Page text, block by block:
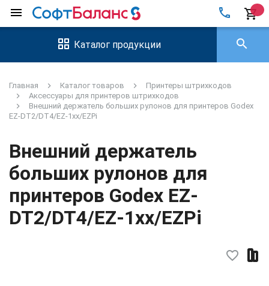
menu local_phone shopping_cart
Каталог продукции search
Главная Каталог товаров
Принтеры штрихкодов
Аксессуары для принтеров штрихкодов
Внешний держатель больших рулонов для принтеров Godex
EZ-DT2/DT4/EZ-1xx/EZPi
Внешний держатель
больших рулонов для
принтеров Godex EZ-
DT2/DT4/EZ-1xx/EZPi
favorite_border